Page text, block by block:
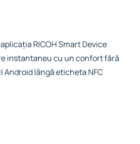
RICOH Smart Device
instantaneu cu un confort fără
lângă eticheta NFC